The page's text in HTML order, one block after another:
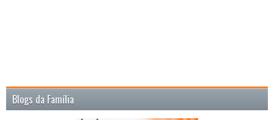
Blogs da Família